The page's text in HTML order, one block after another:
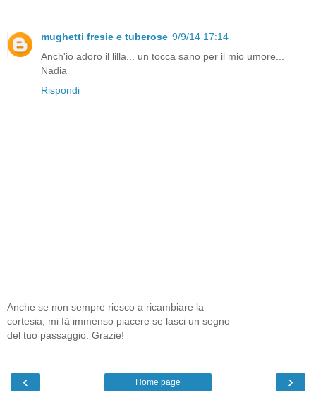
mughetti fresie e tuberose 9/9/14 17:14
Anch'io adoro il lilla... un tocca sano per il mio umore...
Nadia
Rispondi
Anche se non sempre riesco a ricambiare la
cortesia, mi fà immenso piacere se lasci un segno
del tuo passaggio. Grazie!
‹ ›
Home page